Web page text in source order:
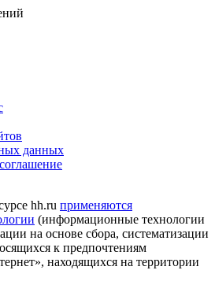
данных
hh.ru применяются
(информационные технологии
на основе сбора, систематизации
к предпочтениям
находящихся на территории